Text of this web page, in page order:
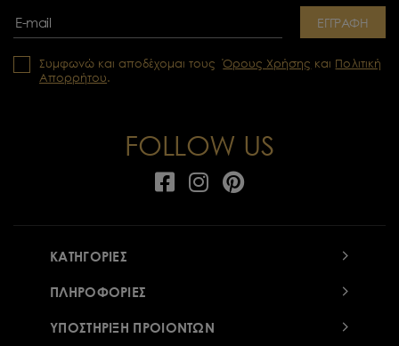
ΕΓΓΡΑΦΗ
Συμφωνώ και αποδέχομαι τουςΌρους Χρήσης και Πολιτική
Απορρήτου.
FOLLOW US
ΚΑΤΗΓΟΡΙΕΣ
ΠΛΗΡΟΦΟΡΙΕΣ
ΥΠΟΣΤΗΡΙΞΗ ΠΡΟΙΟΝΤΩΝ